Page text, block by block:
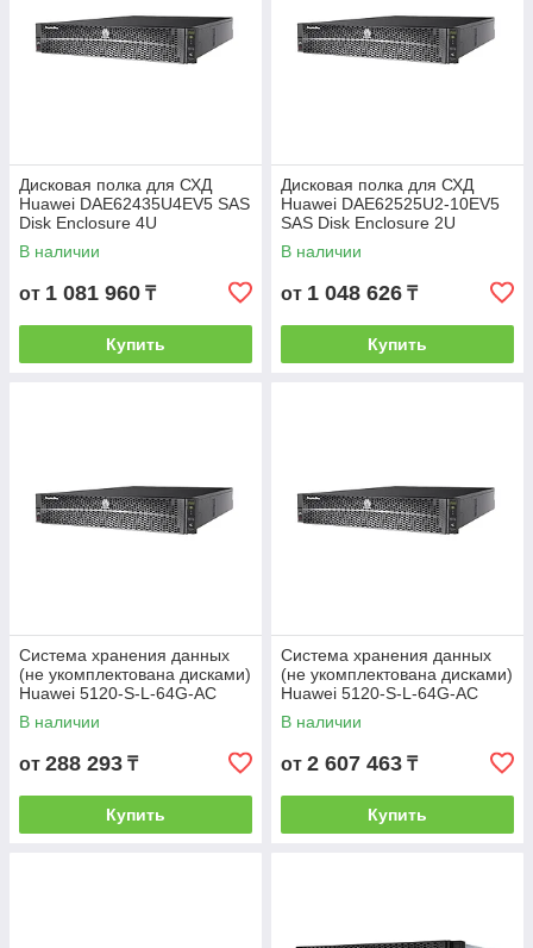
Дисковая полка для СХД
Huawei DAE62435U4EV5 SAS
Disk Enclosure 4U
В наличии
от 1 081 960 ₸
Купить
Дисковая полка для СХД
Huawei DAE62525U2-10EV5
SAS Disk Enclosure 2U
В наличии
от 1 048 626 ₸
Купить
Система хранения данных
(не укомплектована дисками)
Huawei 5120-S-L-64G-AC
2408-001 OceanStor 5120
В наличии
от 288 293 ₸
Купить
Система хранения данных
(не укомплектована дисками)
Huawei 5120-S-L-64G-AC
OceanStor 5120
В наличии
от 2 607 463 ₸
Купить